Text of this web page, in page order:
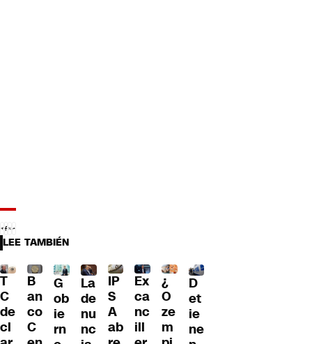
LEE TAMBIÉN
T
C
de
cl
B
an
co
C
G
ob
ie
rn
La
de
nu
nc
IP
S
A
ab
Ex
ca
nc
ill
¿
O
ze
m
D
et
ie
ne